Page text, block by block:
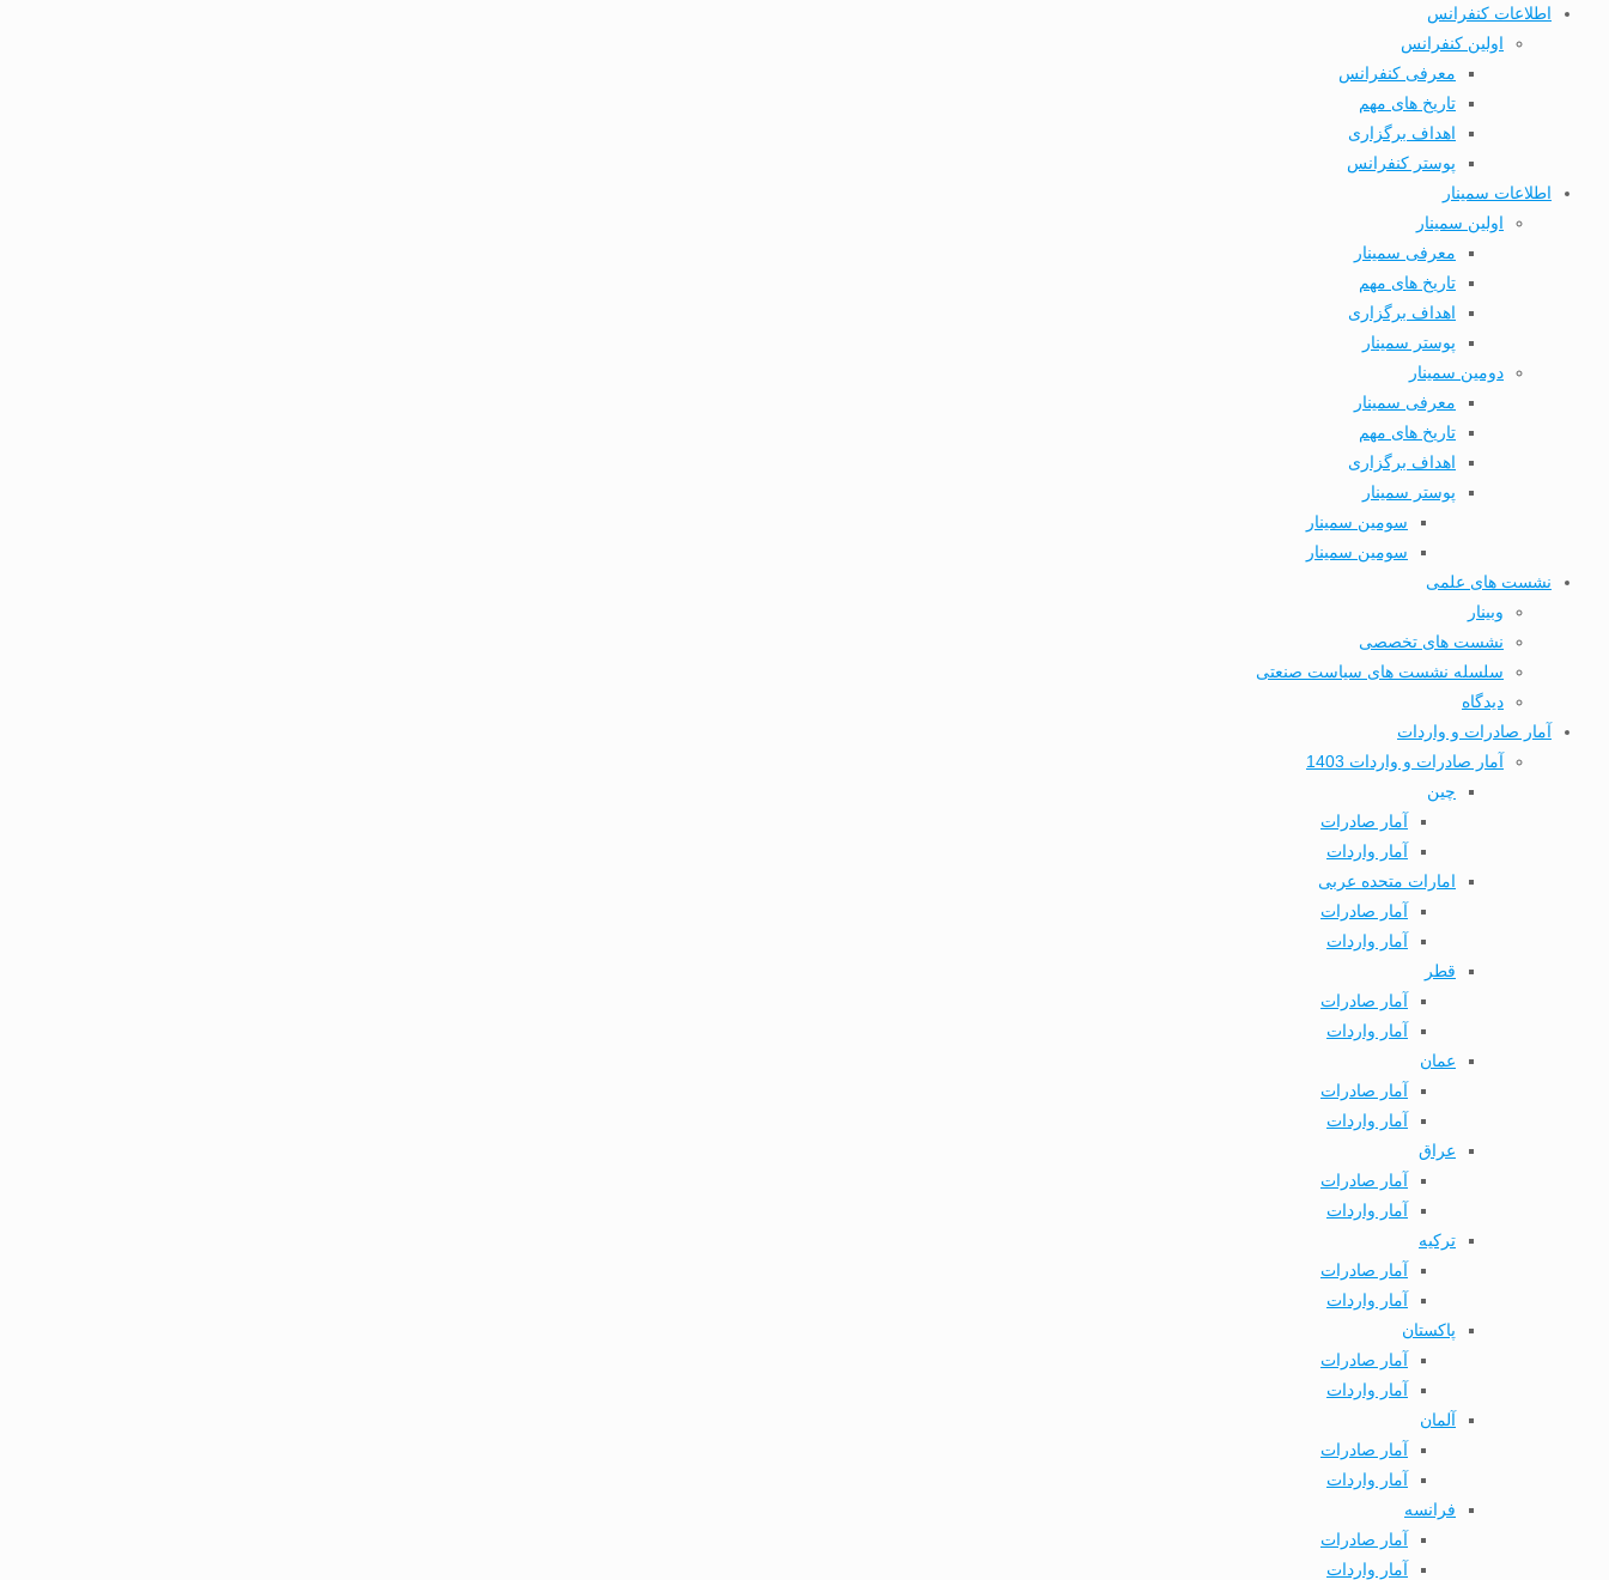
اطلاعات کنفرانس
اولین کنفرانس
معرفی کنفرانس
تاریخ های مهم
اهداف برگزاری
پوستر کنفرانس
اطلاعات سمینار
اولین سمینار
معرفی سمینار
تاریخ های مهم
اهداف برگزاری
پوستر سمینار
دومین سمینار
معرفی سمینار
تاریخ های مهم
اهداف برگزاری
پوستر سمینار
سومین سمینار
سومین سمینار
نشست های علمی
وبینار
نشست های تخصصی
سلسله نشست های سیاست صنعتی
دیدگاه
آمار صادرات و واردات
آمار صادرات و واردات 1403
چین
آمار صادرات
آمار واردات
امارات متحده عربی
آمار صادرات
آمار واردات
قطر
آمار صادرات
آمار واردات
عمان
آمار صادرات
آمار واردات
عراق
آمار صادرات
آمار واردات
ترکیه
آمار صادرات
آمار واردات
پاکستان
آمار صادرات
آمار واردات
آلمان
آمار صادرات
آمار واردات
فرانسه
آمار صادرات
آمار واردات